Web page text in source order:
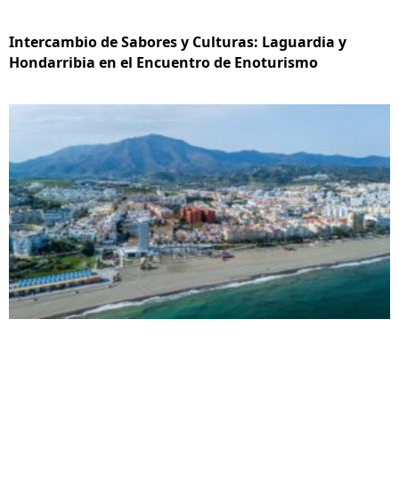
Intercambio de Sabores y Culturas: Laguardia y
Hondarribia en el Encuentro de Enoturismo